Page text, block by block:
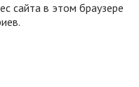
сайта в этом браузере